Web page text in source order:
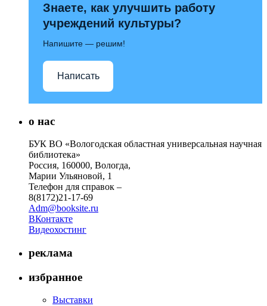
Знаете, как улучшить работу
учреждений культуры?
Напишите — решим!
Написать
о нас
БУК ВО «Вологодская областная универсальная научная
библиотека»
Россия, 160000, Вологда,
Марии Ульяновой, 1
Телефон для справок –
8(8172)21-17-69
Adm@booksite.ru
ВКонтакте
Видеохостинг
реклама
избранное
Выставки